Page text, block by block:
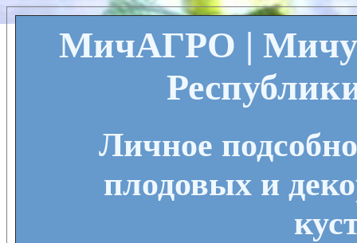
МичАГРО |
Личное
плодовых и